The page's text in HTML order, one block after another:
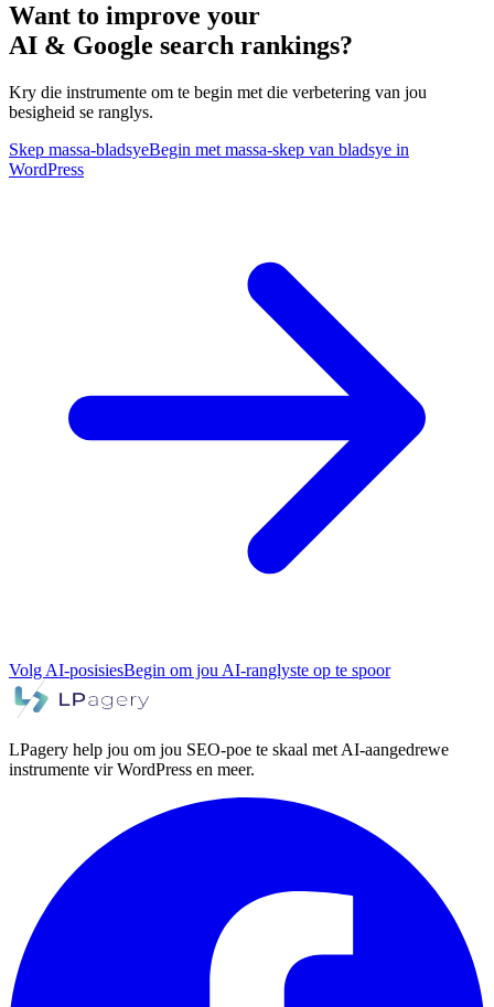
Want to improve your
AI & Google search rankings?
Kry die instrumente om te begin met die verbetering van jou
besigheid se ranglys.
Skep massa-bladsyeBegin met massa-skep van bladsye in
WordPress
Volg AI-posisiesBegin om jou AI-ranglyste op te spoor
LPagery help jou om jou SEO-poe te skaal met AI-aangedrewe
instrumente vir WordPress en meer.